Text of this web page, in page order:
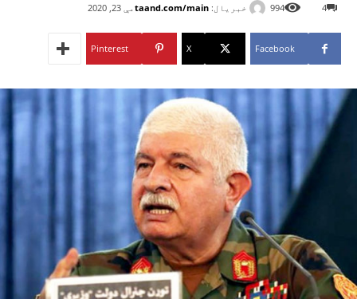
خبریال: taand.com/mainمې 23, 2020 4
994
Facebook
X
Pinterest